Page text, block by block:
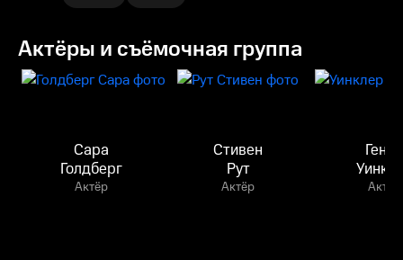
Актёры и съёмочная группа
Сара
Голдберг
Актёр
Стивен
Рут
Актёр Актёр